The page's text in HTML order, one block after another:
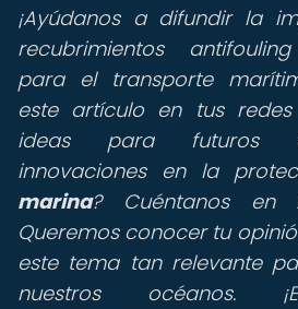
¡Ayúdanos a difundir la
recubrimientos
para el transporte
este artículo en tus redes
ideas para futuros
innovaciones en la
marina? Cuéntanos en
Queremos conocer tu
este tema tan relevante
nuestros océanos.